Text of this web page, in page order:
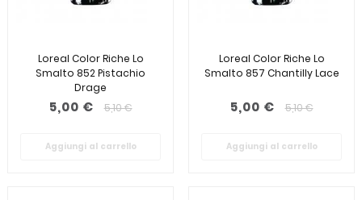
Loreal Color Riche Lo
Smalto 852 Pistachio
Drage
5,00 € 5,10 €
Aggiungi al carrello
Loreal Color Riche Lo
Smalto 857 Chantilly Lace
5,00 € 5,10 €
Aggiungi al carrello